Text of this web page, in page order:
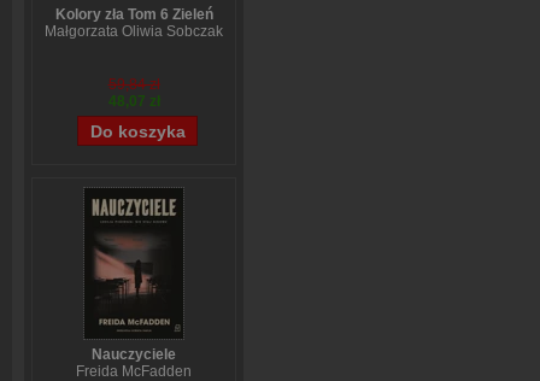
Kolory zła Tom 6 Zieleń
Małgorzata Oliwia Sobczak
59,84 zł
48,07 zł
Nauczyciele
Freida McFadden